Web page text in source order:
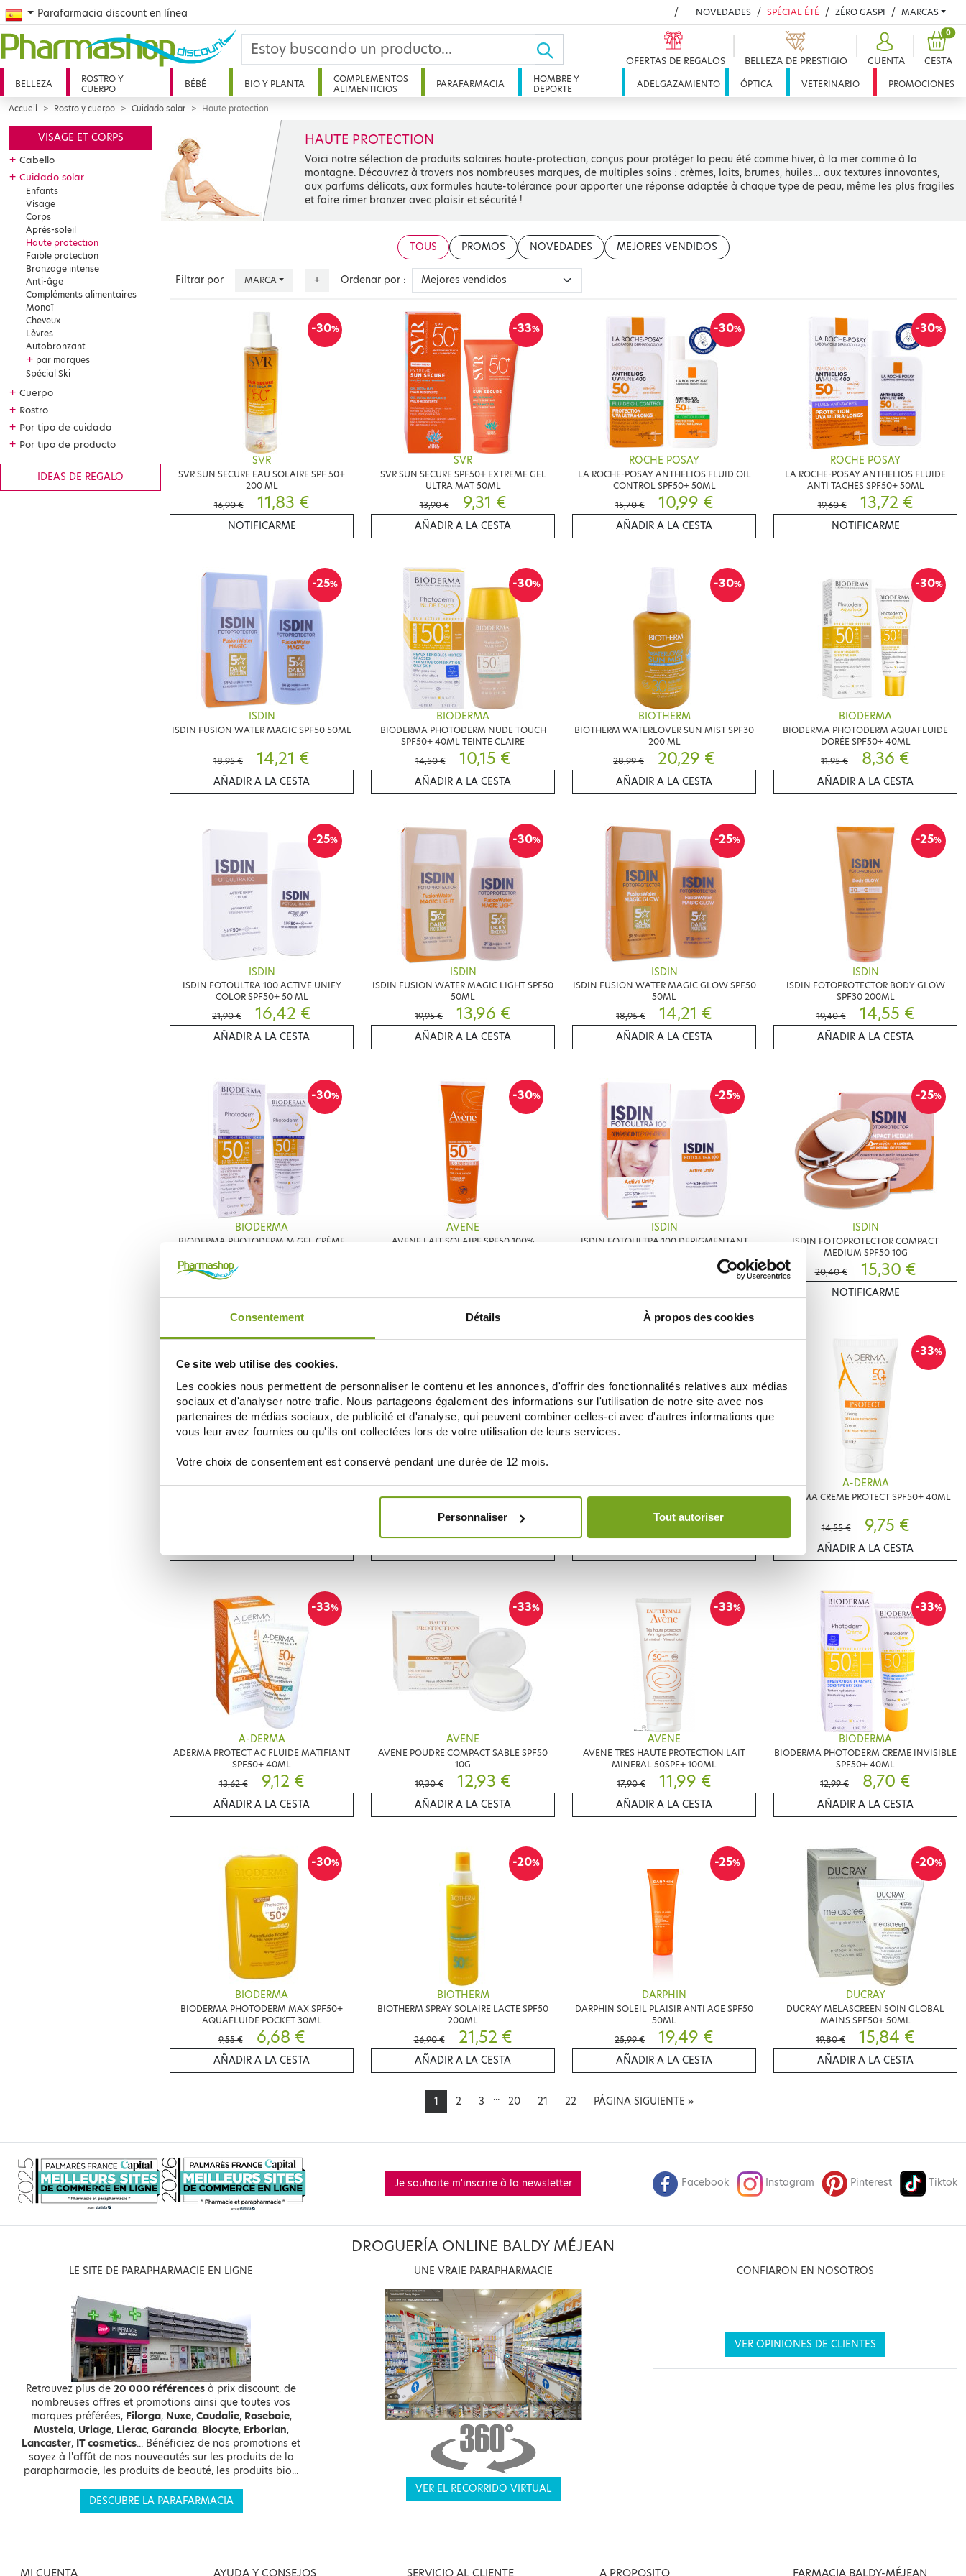
Consentement Détails À propos des cookies
Ce site web utilise des cookies.
Les cookies nous permettent de personnaliser le contenu et les annonces, d'offrir des fonctionnalités relatives aux médias
sociaux et d'analyser notre trafic. Nous partageons également des informations sur l'utilisation de notre site avec nos
partenaires de médias sociaux, de publicité et d'analyse, qui peuvent combiner celles-ci avec d'autres informations que
vous leur avez fournies ou qu'ils ont collectées lors de votre utilisation de leurs services.
Votre choix de consentement est conservé pendant une durée de 12 mois.
Personnaliser Tout autoriser
Spanish
Parafarmacia discount en línea NOVEDADES SPÉCIAL ÉTÉ ZÉRO GASPI MARCAS
OFERTAS DE REGALOS BELLEZA DE PRESTIGIO CUENTA CESTA
0
BELLEZA
ROSTRO Y
CUERPO
BÉBÉ BIO Y PLANTA
COMPLEMENTOS
ALIMENTICIOS
PARAFARMACIA
HOMBRE Y
DEPORTE
ADELGAZAMIENTO ÓPTICA VETERINARIO PROMOCIONES
Accueil Rostro y cuerpo Cuidado solar Haute protection
VISAGE ET CORPS
+ Cabello
+ Cuidado solar
Enfants
Visage
Corps
Après-soleil
Haute protection
Faible protection
Bronzage intense
Anti-âge
Compléments alimentaires
Monoï
Cheveux
Lèvres
Autobronzant
+ par marques
Spécial Ski
+ Cuerpo
+ Rostro
+ Por tipo de cuidado
+ Por tipo de producto
IDEAS DE REGALO
HAUTE PROTECTION
Voici notre sélection de produits solaires haute-protection, conçus pour protéger la peau été comme hiver, à la mer comme à la
montagne. Découvrez à travers nos nombreuses marques, de multiples soins : crèmes, laits, brumes, huiles… aux textures innovantes,
aux parfums délicats, aux formules haute-tolérance pour apporter une réponse adaptée à chaque type de peau, même les plus fragiles
et faire rimer bronzer avec plaisir et sécurité !
TOUS PROMOS NOVEDADES MEJORES VENDIDOS
Filtrar por MARCA + Ordenar por :
-30%
SVR
SVR SUN SECURE EAU SOLAIRE SPF 50+
200 ML
16,90 €
11,83 €
NOTIFICARME
-33%
SVR
SVR SUN SECURE SPF50+ EXTREME GEL
ULTRA MAT 50ML
13,90 €
9,31 €
AÑADIR A LA CESTA
-30%
ROCHE POSAY
LA ROCHE-POSAY ANTHELIOS FLUID OIL
CONTROL SPF50+ 50ML
15,70 €
10,99 €
AÑADIR A LA CESTA
-30%
ROCHE POSAY
LA ROCHE-POSAY ANTHELIOS FLUIDE
ANTI TACHES SPF50+ 50ML
19,60 €
13,72 €
NOTIFICARME
-25%
ISDIN
ISDIN FUSION WATER MAGIC SPF50 50ML
18,95 € 14,21 €
AÑADIR A LA CESTA
-30%
BIODERMA
BIODERMA PHOTODERM NUDE TOUCH
SPF50+ 40ML TEINTE CLAIRE
14,50 €
10,15 €
AÑADIR A LA CESTA
-30%
BIOTHERM
BIOTHERM WATERLOVER SUN MIST SPF30
200 ML
28,99 €
20,29 €
AÑADIR A LA CESTA
-30%
BIODERMA
BIODERMA PHOTODERM AQUAFLUIDE
DORÉE SPF50+ 40ML
11,95 €
8,36 €
AÑADIR A LA CESTA
-25%
ISDIN
ISDIN FOTOULTRA 100 ACTIVE UNIFY
COLOR SPF50+ 50 ML
21,90 €
16,42 €
AÑADIR A LA CESTA
-30%
ISDIN
ISDIN FUSION WATER MAGIC LIGHT SPF50
50ML
19,95 €
13,96 €
AÑADIR A LA CESTA
-25%
ISDIN
ISDIN FUSION WATER MAGIC GLOW SPF50
50ML
18,95 €
14,21 €
AÑADIR A LA CESTA
-25%
ISDIN
ISDIN FOTOPROTECTOR BODY GLOW
SPF30 200ML
19,40 €
14,55 €
AÑADIR A LA CESTA
-30%
BIODERMA
BIODERMA PHOTODERM M GEL CRÈME
14,90 €
-30%
AVENE
AVENE LAIT SOLAIRE SPF50 100%
-25%
ISDIN
ISDIN FOTOULTRA 100 DEPIGMENTANT
-25%
ISDIN
ISDIN FOTOPROTECTOR COMPACT
MEDIUM SPF50 10G
20,40 €
15,30 €
NOTIFICARME
ISDIN ISDIN
ISDIN FOTOPROTECTOR GEL CREME SPF50
10,05 €
CAUDALIE
CAUDALIE COFFRET DUO ANTI TACHES DE
42,79 €
-33%
A-DERMA
ADERMA CREME PROTECT SPF50+ 40ML
14,55 € 9,75 €
AÑADIR A LA CESTA
-33%
A-DERMA
ADERMA PROTECT AC FLUIDE MATIFIANT
SPF50+ 40ML
13,62 €
9,12 €
AÑADIR A LA CESTA
-33%
AVENE
AVENE POUDRE COMPACT SABLE SPF50
10G
19,30 €
12,93 €
AÑADIR A LA CESTA
-33%
AVENE
AVENE TRES HAUTE PROTECTION LAIT
MINERAL 50SPF+ 100ML
17,90 €
11,99 €
AÑADIR A LA CESTA
-33%
BIODERMA
BIODERMA PHOTODERM CREME INVISIBLE
SPF50+ 40ML
12,99 €
8,70 €
AÑADIR A LA CESTA
-30%
BIODERMA
BIODERMA PHOTODERM MAX SPF50+
AQUAFLUIDE POCKET 30ML
9,55 €
6,68 €
AÑADIR A LA CESTA
-20%
BIOTHERM
BIOTHERM SPRAY SOLAIRE LACTE SPF50
200ML
26,90 €
21,52 €
AÑADIR A LA CESTA
-25%
DARPHIN
DARPHIN SOLEIL PLAISIR ANTI AGE SPF50
50ML
25,99 €
19,49 €
AÑADIR A LA CESTA
-20%
DUCRAY
DUCRAY MELASCREEN SOIN GLOBAL
MAINS SPF50+ 50ML
19,80 €
15,84 €
AÑADIR A LA CESTA
1 2 3 ... 20 21 22 PÁGINA SIGUIENTE »
Je souhaite m'inscrire à la newsletter Facebook Instagram Pinterest Tiktok
DROGUERÍA ONLINE BALDY MÉJEAN
LE SITE DE PARAPHARMACIE EN LIGNE
Retrouvez plus de 20 000 références à prix discount, de
nombreuses offres et promotions ainsi que toutes vos
marques préférées, Filorga, Nuxe, Caudalie, Rosebaie,
Mustela, Uriage, Lierac, Garancia, Biocyte, Erborian,
Lancaster, IT cosmetics... Bénéficiez de nos promotions et
soyez à l'affût de nos nouveautés sur les produits de la
parapharmacie, les produits de beauté, les produits bio...
DESCUBRE LA PARAFARMACIA
UNE VRAIE PARAPHARMACIE
VER EL RECORRIDO VIRTUAL
CONFIARON EN NOSOTROS
VER OPINIONES DE CLIENTES
MI CUENTA AYUDA Y CONSEJOS SERVICIO AL CLIENTE A PROPOSITO FARMACIA BALDY-MÉJEAN